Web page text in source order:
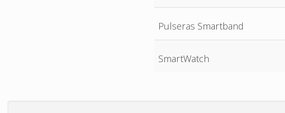
Pulseras Smartband
SmartWatch